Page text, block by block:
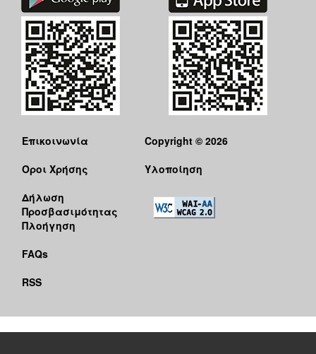
Επικοινωνία
Όροι Χρήσης
Δήλωση
Προσβασιμότητας
Πλοήγηση
FAQs
RSS
Copyright © 2026
Υλοποίηση